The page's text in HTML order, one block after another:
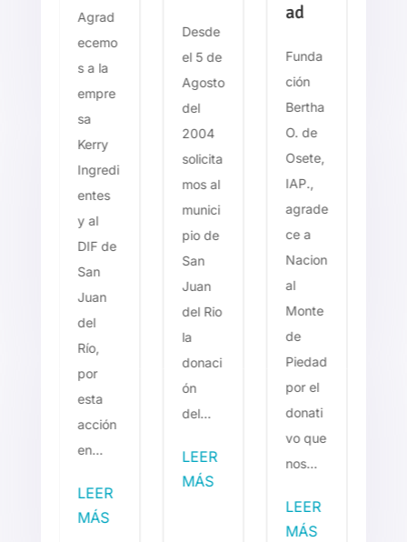
Agrad
ecemo
s a la
empre
sa
Kerry
Ingredi
entes
y al
DIF de
San
Juan
del
Río,
por
esta
acción
en...
LEER
MÁS
Desde
el 5 de
Agosto
del
2004
solicita
mos al
munici
pio de
San
Juan
del Rio
la
donaci
ón
del...
LEER
MÁS
ad
Funda
ción
Bertha
O. de
Osete,
IAP.,
agrade
ce a
Nacion
al
Monte
de
Piedad
por el
donati
vo que
nos...
LEER
MÁS